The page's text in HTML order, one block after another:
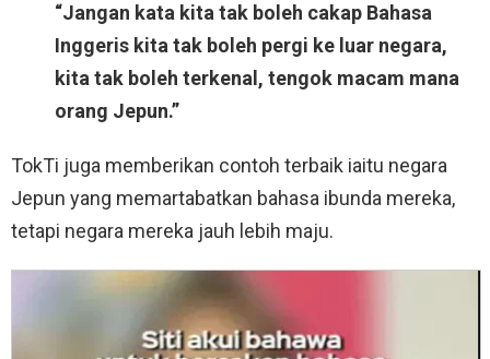
“Jangan kata kita tak boleh cakap Bahasa
Inggeris kita tak boleh pergi ke luar negara,
kita tak boleh terkenal, tengok macam mana
orang Jepun.”
TokTi juga memberikan contoh terbaik iaitu negara
Jepun yang memartabatkan bahasa ibunda mereka,
tetapi negara mereka jauh lebih maju.